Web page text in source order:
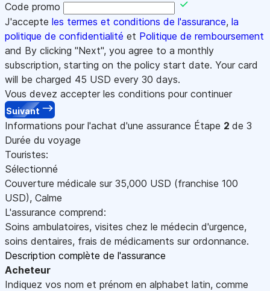
Code promo
J'accepte les termes et conditions de l'assurance, la
politique de confidentialité et Politique de remboursement
and By clicking "Next", you agree to a monthly
subscription, starting on the policy start date. Your card
will be charged 45 USD every 30 days.
Vous devez accepter les conditions pour continuer
Suivant
Informations pour l'achat d'une assurance Étape 2 de 3
Durée du voyage
Touristes:
Sélectionné
Couverture médicale sur 35,000 USD (franchise 100
USD), Calme
L'assurance comprend:
Soins ambulatoires, visites chez le médecin d'urgence,
soins dentaires, frais de médicaments sur ordonnance.
Description complète de l'assurance
Acheteur
Indiquez vos nom et prénom en alphabet latin, comme